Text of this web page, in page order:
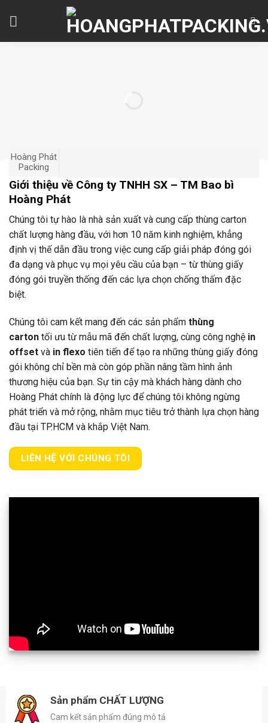
Hoàng Phát
Packing
Giới thiệu về Công ty TNHH SX – TM Bao bì
Hoàng Phát
Chúng tôi tự hào là nhà sản xuất và cung cấp thùng carton
chất lượng hàng đầu, với hơn 10 năm kinh nghiệm, khẳng
định vị thế dẫn đầu trong việc cung cấp giải pháp đóng gói
đa dạng và phục vụ mọi yêu cầu của bạn – từ thùng giấy
đóng gói truyền thống đến các lựa chọn chống thấm đặc
biệt.
Chúng tôi cam kết mang đến các sản phẩm thùng
carton tối ưu từ mẫu mã đến chất lượng, cùng công nghệ in
offset và in flexo tiên tiến để tạo ra những thùng giấy đóng
gói không chỉ bền mà còn góp phần nâng tầm hình ảnh
thương hiệu của bạn. Sự tin cậy mà khách hàng dành cho
Hoàng Phát chính là động lực để chúng tôi không ngừng
phát triển và mở rộng, nhằm mục tiêu trở thành lựa chọn hàng
đầu tại TP.HCM và khắp Việt Nam.
LIÊN HỆ VỚI CHÚNG TÔI
Sản phẩm CHẤT LƯỢNG
Cam kết sản phẩm đúng mô tả